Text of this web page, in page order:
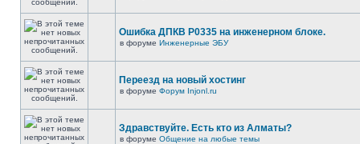
Ошибка ДПКВ Р0335 на инженерном блоке.
в форуме Инженерные ЭБУ
Переезд на новый хостинг
в форуме Форум Injonl.ru
Здравствуйте. Есть кто из Алматы?
в форуме Общение на любые темы